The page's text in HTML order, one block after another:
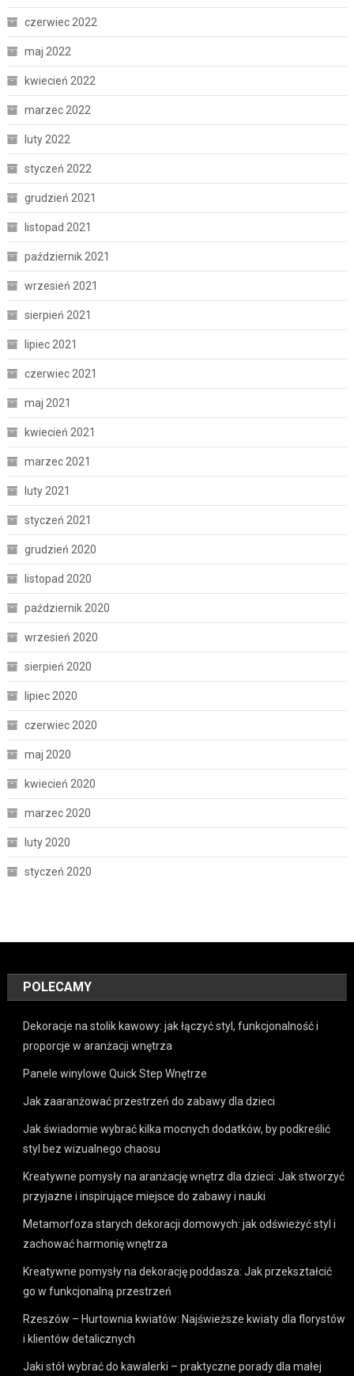
czerwiec 2022
maj 2022
kwiecień 2022
marzec 2022
luty 2022
styczeń 2022
grudzień 2021
listopad 2021
październik 2021
wrzesień 2021
sierpień 2021
lipiec 2021
czerwiec 2021
maj 2021
kwiecień 2021
marzec 2021
luty 2021
styczeń 2021
grudzień 2020
listopad 2020
październik 2020
wrzesień 2020
sierpień 2020
lipiec 2020
czerwiec 2020
maj 2020
kwiecień 2020
marzec 2020
luty 2020
styczeń 2020
POLECAMY
Dekoracje na stolik kawowy: jak łączyć styl, funkcjonalność i
proporcje w aranżacji wnętrza
Panele winylowe Quick Step Wnętrze
Jak zaaranżować przestrzeń do zabawy dla dzieci
Jak świadomie wybrać kilka mocnych dodatków, by podkreślić
styl bez wizualnego chaosu
Kreatywne pomysły na aranżację wnętrz dla dzieci: Jak stworzyć
przyjazne i inspirujące miejsce do zabawy i nauki
Metamorfoza starych dekoracji domowych: jak odświeżyć styl i
zachować harmonię wnętrza
Kreatywne pomysły na dekorację poddasza: Jak przekształcić
go w funkcjonalną przestrzeń
Rzeszów – Hurtownia kwiatów: Najświeższe kwiaty dla florystów
i klientów detalicznych
Jaki stół wybrać do kawalerki – praktyczne porady dla małej